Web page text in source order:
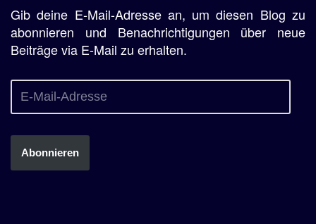
Gib deine E-Mail-Adresse an, um diesen Blog zu
abonnieren und Benachrichtigungen über neue
Beiträge via E-Mail zu erhalten.
Abonnieren